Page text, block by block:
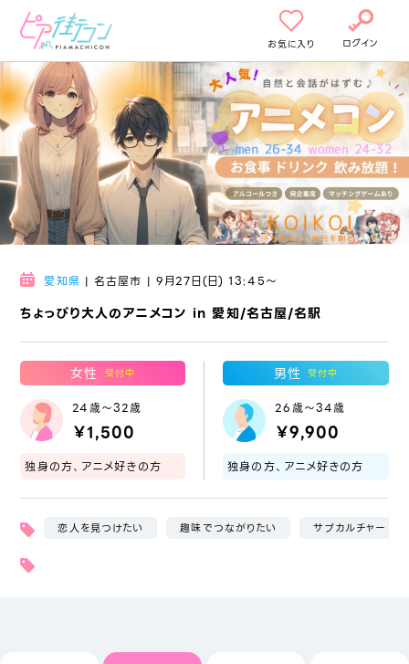
お気に入り ログイン
ちょっぴり大人のアニメコン in 愛知/名古屋/名駅
愛知県 | 名古屋市 | 9月27日(日) 13:45〜
女性 受付中
24歳～32歳
￥1,500
独身の方、アニメ好きの方
男性 受付中
26歳～34歳
￥9,900
独身の方、アニメ好きの方
恋人を見つけたい 趣味でつながりたい サブカルチャー